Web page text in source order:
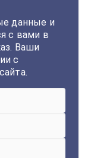
данные и
с вами в
Ваши
с
сайта.